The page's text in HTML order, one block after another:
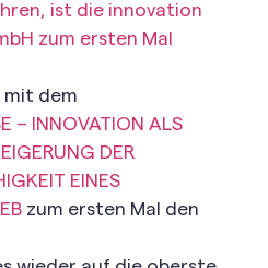
ist die innovation
zum ersten Mal
mit dem
– INNOVATION ALS
DER
EINES
zum ersten Mal den